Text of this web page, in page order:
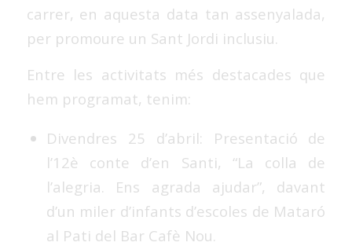
carrer, en aquesta data tan assenyalada,
per promoure un Sant Jordi inclusiu.
Entre les activitats més destacades que
hem programat, tenim:
Divendres 25 d’abril: Presentació de
l’12è conte d’en Santi, “La colla de
l’alegria. Ens agrada ajudar”, davant
d’un miler d’infants d’escoles de Mataró
al Pati del Bar Cafè Nou.